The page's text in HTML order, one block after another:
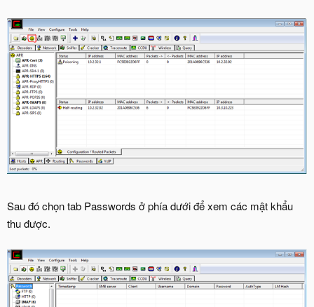
Sau đó chọn tab Passwords ở phía dưới để xem các mật khẩu
thu được.